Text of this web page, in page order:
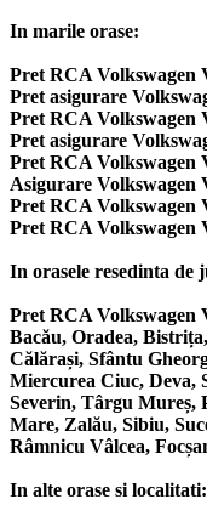
In marile orase:
Pret RCA Volkswagen
Pret asigurare
Pret RCA Volkswagen
Pret asigurare
Pret RCA Volkswagen
Asigurare Volkswagen
Pret RCA Volkswagen
Pret RCA Volkswagen
In orasele resedinta de
Pret RCA Volkswagen
Bacău, Oradea,
Călărași, Sfântu
Miercurea Ciuc, Deva,
Severin, Târgu Mureș,
Mare, Zalău, Sibiu,
Râmnicu Vâlcea,
In alte orase si localitati: